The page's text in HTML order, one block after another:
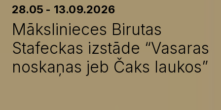
28.05 - 13.09.2026
Mākslinieces Birutas
Stafeckas izstāde “Vasaras
noskaņas jeb Čaks laukos”